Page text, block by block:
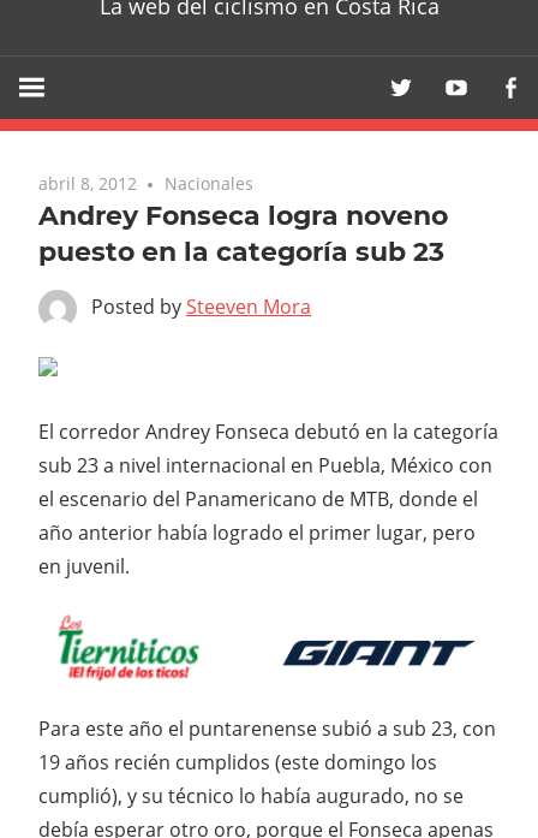
La web del ciclismo en Costa Rica
abril 8, 2012 Nacionales
Andrey Fonseca logra noveno
puesto en la categoría sub 23
Posted bySteeven Mora
El corredor Andrey Fonseca debutó en la categoría
sub 23 a nivel internacional en Puebla, México con
el escenario del Panamericano de MTB, donde el
año anterior había logrado el primer lugar, pero
en juvenil.
Para este año el puntarenense subió a sub 23, con
19 años recién cumplidos (este domingo los
cumplió), y su técnico lo había augurado, no se
debía esperar otro oro, porque el Fonseca apenas